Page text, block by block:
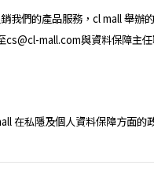
們的產品服務，cl mall 舉辦
mall.com與資料保障主
私隱及個人資料保障方面的